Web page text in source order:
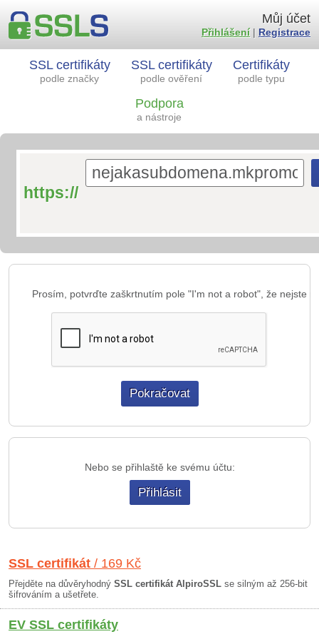
SSL certifikáty
podle značky
SSL certifikáty
podle ověření
Certifikáty
podle typu
Podpora
a nástroje
Můj účet
Přihlášení| Registrace
https://
Prosím, potvrďte zaškrtnutím pole "I'm not a robot", že nejste
Nebo se přihlaště ke svému účtu:
Přihlásit
SSL certifikát / 169 Kč
Přejděte na důvěryhodný SSL certifikát AlpiroSSL se silným až 256-bit
šifrováním a ušetřete.
EV SSL certifikáty